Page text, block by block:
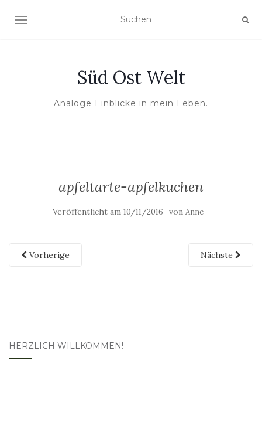
NAVIGATION UMSCHALTEN
Süd Ost Welt
Analoge Einblicke in mein Leben.
apfeltarte-apfelkuchen
Veröffentlicht am 10/11/2016 von Anne
Vorherige Nächste
HERZLICH WILLKOMMEN!